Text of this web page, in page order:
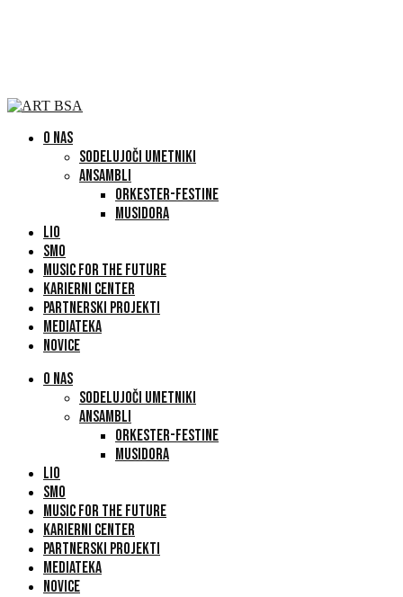
O NAS
SODELUJOČI UMETNIKI
ANSAMBLI
ORKESTER-FESTINE
MUSIDORA
LIO
SMO
MUSIC FOR THE FUTURE
KARIERNI CENTER
PARTNERSKI PROJEKTI
MEDIATEKA
NOVICE
O NAS
SODELUJOČI UMETNIKI
ANSAMBLI
ORKESTER-FESTINE
MUSIDORA
LIO
SMO
MUSIC FOR THE FUTURE
KARIERNI CENTER
PARTNERSKI PROJEKTI
MEDIATEKA
NOVICE